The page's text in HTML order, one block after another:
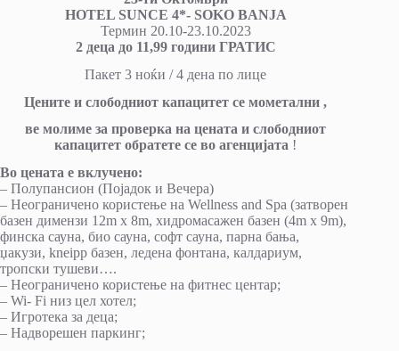
HOTEL SUNCE 4*- SOKO BANJA
Термин 20.10-23.10.2023
2 деца до 11,99 години ГРАТИС
Пакет 3 ноќи / 4 дена по лице
Цените и слободниот капацитет се мометални ,
ве молиме за проверка на цената и слободниот
капацитет обратете се во агенцијата !
Во цената е вклучено:
– Полупансион (Појадок и Вечера)
– Неограничено користење на Wellness and Spa (затворен
базен димензи 12m x 8m, хидромасажен базен (4m x 9m),
финска сауна, био сауна, софт сауна, парна бања,
џакузи, kneipp базен, ледена фонтана, калдариум,
тропски тушеви….
– Неограничено користење на фитнес центар;
– Wi- Fi низ цел хотел;
– Игротека за деца;
– Надворешен паркинг;